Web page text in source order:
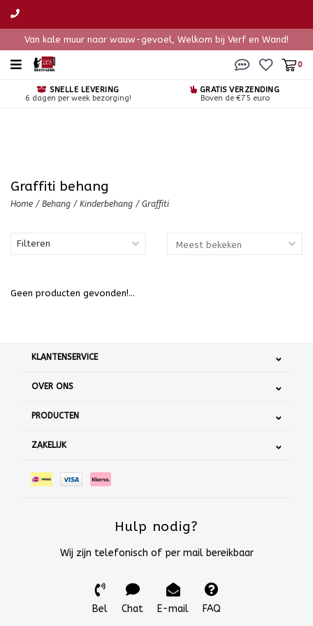
Van kale muur naar wauw-gevoel, Welkom bij Verf en Wand!
0
SNELLE LEVERING
6 dagen per week bezorging!
GRATIS VERZENDING
Boven de €75 euro
Graffiti behang
Home / Behang / Kinderbehang / Graffiti
Filteren
Geen producten gevonden!...
KLANTENSERVICE
OVER ONS
PRODUCTEN
ZAKELIJK
Hulp nodig?
Wij zijn telefonisch of per mail bereikbaar
Bel Chat E-mail FAQ